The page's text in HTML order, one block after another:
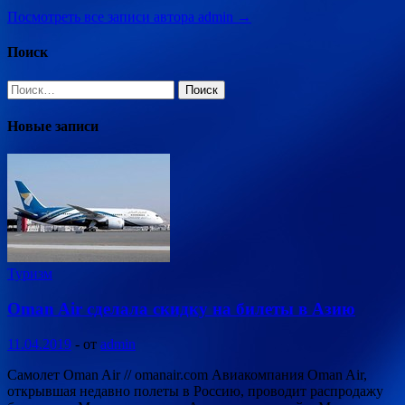
Посмотреть все записи автора admin →
Поиск
Найти:
Новые записи
Туризм
Oman Air сделала скидку на билеты в Азию
11.04.2019 - от admin
Самолет Oman Air // omanair.com Авиакомпания Oman Air,
открывшая недавно полеты в Россию, проводит распродажу